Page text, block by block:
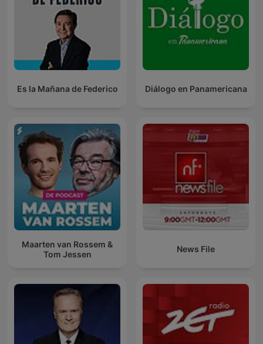
Es la Mañana de Federico Diálogo en Panamericana
Maarten van Rossem &
Tom Jessen
News File